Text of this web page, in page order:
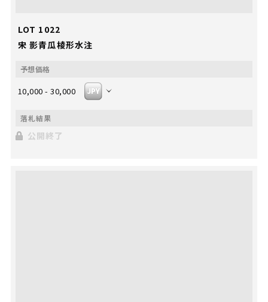
LOT 1022
宋 影青瓜棱形水注
10,000 - 30,000
公開終了